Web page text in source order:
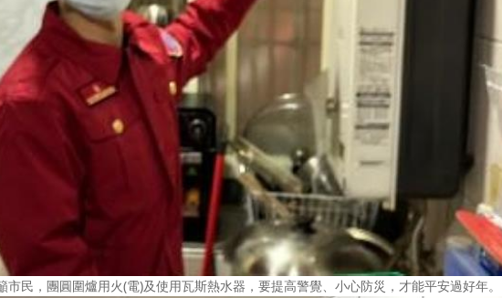
民，團圓圍爐用火(電)及使用瓦斯熱水器，要提高警覺、小心防災，才能平安過好年。